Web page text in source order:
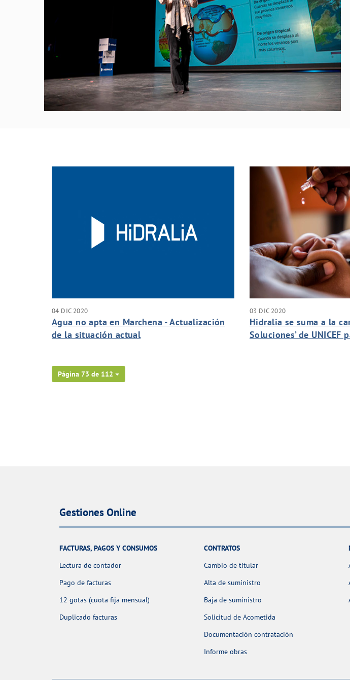
04 DIC 2020
Agua no apta en Marchena - Actualización
de la situación actual
03 DIC 2020
Hidralia se suma a la
Soluciones’ de UNICEF
Página 73 de 112
Gestiones Online
FACTURAS, PAGOS Y CONSUMOS
Lectura de contador
Pago de facturas
12 gotas (cuota fija mensual)
Duplicado facturas
CONTRATOS
Cambio de titular
Alta de suministro
Baja de suministro
Solicitud de Acometida
Documentación contratación
Informe obras